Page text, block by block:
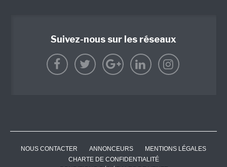
Suivez-nous sur les réseaux
NOUS CONTACTER ANNONCEURS
MENTIONS LÉGALES
CHARTE DE CONFIDENTIALITÉ